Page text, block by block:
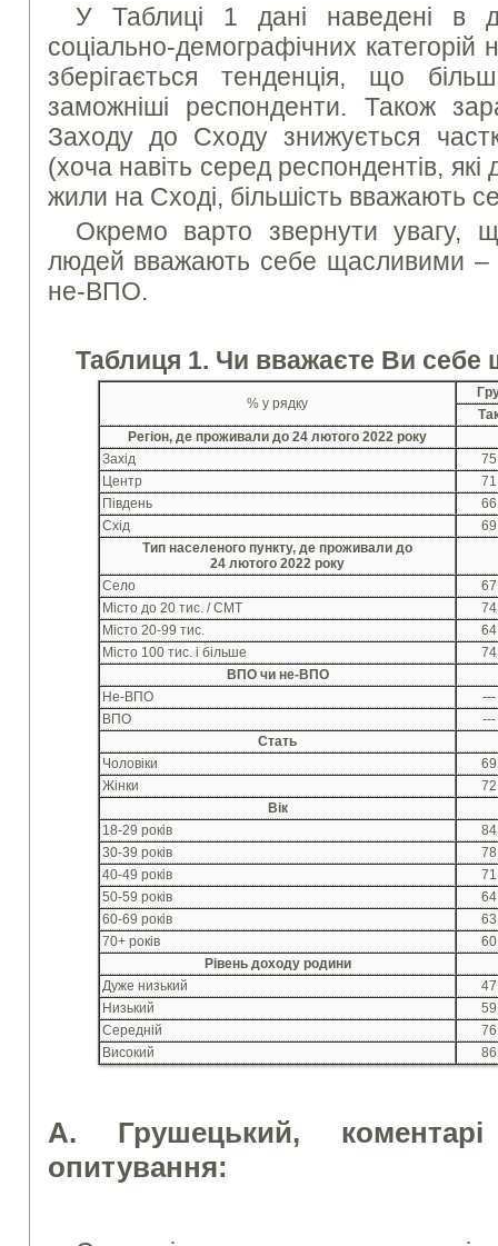
У Таблиці 1 дані наведені в
соціально-демографічних категорій
зберігається тенденція, що
заможніші респонденти. Також
Заходу до Сходу знижується
(хоча навіть серед респондентів,
жили на Сході, більшість вважають
Окремо варто звернути
людей вважають себе щасливими –
не-ВПО.
Таблиця 1. Чи вважаєте Ви
% у рядку
Регіон, де проживали до 24 лютого 2022 року
Захід
75
Центр
71
Південь
66
Схід
69
Тип населеного пункту, де проживали до
24 лютого 2022 року
Село
67
Місто до 20 тис. / СМТ
74
Місто 20-99 тис.
64
Місто 100 тис. і більше
74
ВПО чи не-ВПО
Не-ВПО
---
ВПО
---
Стать
Чоловіки
69
Жінки
72
Вік
18-29 років
84
30-39 років
78
40-49 років
71
50-59 років
64
60-69 років
63
70+ років
60
Рівень доходу родини
Дуже низький
47
Низький
59
Середній
76
Високий
86
А. Грушецький,
опитування: